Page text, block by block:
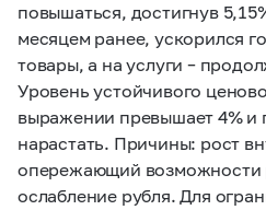
повышаться, достигнув
месяцем ранее, ускорился
товары, а на услуги –
Уровень устойчивого
выражении превышает 4% и
нарастать. Причины: рост
опережающий возможности
ослабление рубля. Для